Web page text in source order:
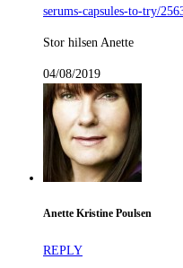
serums-capsules-to-try/
Stor hilsen Anette
04/08/2019
Anette Kristine Poulsen
REPLY